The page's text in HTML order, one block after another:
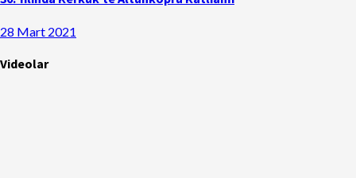
28 Mart 2021
Videolar